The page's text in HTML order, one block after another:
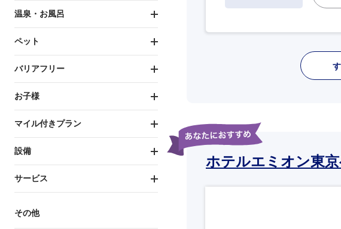
温泉・お風呂
ペット
バリアフリー
お子様
マイル付きプラン
設備
サービス
その他
ホテルエミオン東京